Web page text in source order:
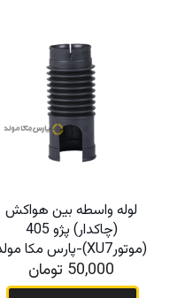
لوله واسطه بین هواکش
(چاکدار) پژو 405
(موتورXU7)-پارس مکا مولد
50,000 تومان